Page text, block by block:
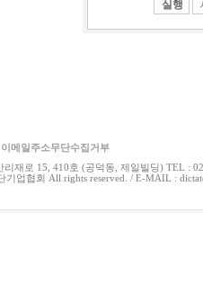
이메일주소무단수집거부
리재로 15, 410호 (공덕동, 제일빌딩) TEL :
업협회 All rights reserved. / E-MAIL :